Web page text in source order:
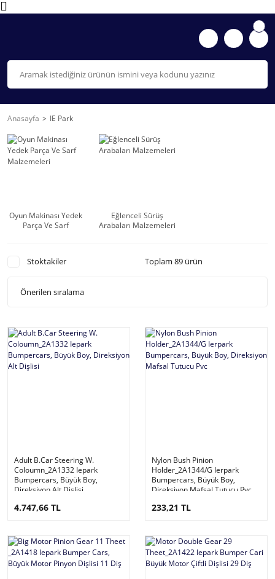
Anasayfa IE Park
Oyun Makinası Yedek
Parça Ve Sarf
Eğlenceli Sürüş
Arabaları Malzemeleri
Stoktakiler Toplam 89 ürün
Adult B.Car Steering W.
Coloumn_2A1332 Iepark
Bumpercars, Büyük Boy,
Direksiyon Alt Dişlisi
4.747,66 TL
Nylon Bush Pinion
Holder_2A1344/G Ierpark
Bumpercars, Büyük Boy,
Direksiyon Mafsal Tutucu Pvc
233,21 TL